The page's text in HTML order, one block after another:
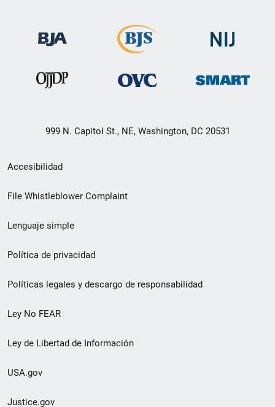
999 N. Capitol St., NE, Washington, DC 20531
Menú
de
de
pie
de
página
Accesibilidad
File Whistleblower Complaint
Lenguaje simple
Política de privacidad
Políticas legales y descargo de responsabilidad
Ley No FEAR
Ley de Libertad de Información
USA.gov
Justice.gov